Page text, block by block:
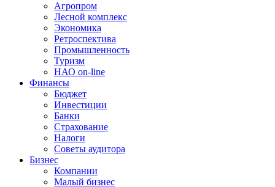
Агропром
Лесной комплекс
Экономика
Ретроспектива
Промышленность
Туризм
НАО on-line
Финансы
Бюджет
Инвестиции
Банки
Страхование
Налоги
Советы аудитора
Бизнес
Компании
Малый бизнес